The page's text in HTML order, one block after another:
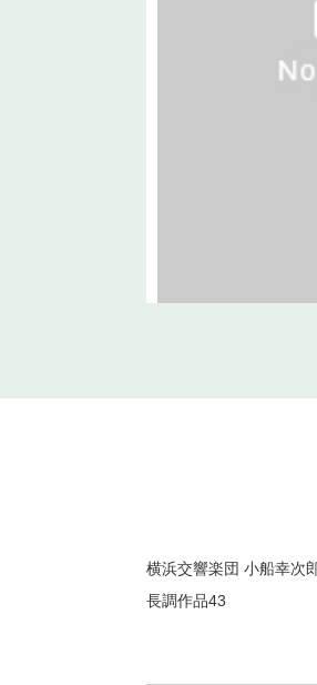
横浜交響楽団 小船幸次
長調作品43